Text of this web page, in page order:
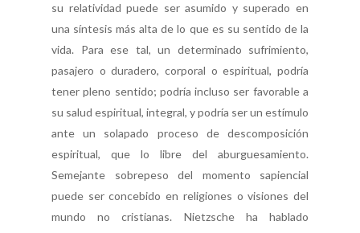
su relatividad puede ser asumido y superado en
una síntesis más alta de lo que es su sentido de la
vida. Para ese tal, un determinado sufrimiento,
pasajero o duradero, corporal o espiritual, podría
tener pleno sentido; podría incluso ser favorable a
su salud espiritual, integral, y podría ser un estímulo
ante un solapado proceso de descomposición
espiritual, que lo libre del aburguesamiento.
Semejante sobrepeso del momento sapiencial
puede ser concebido en religiones o visiones del
mundo no cristianas. Nietzsche ha hablado